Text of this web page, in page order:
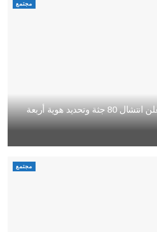
مجتمع
سلطات سبتة تعلن انتشال 80 جثة وتحديد هوية أربعة
مجتمع